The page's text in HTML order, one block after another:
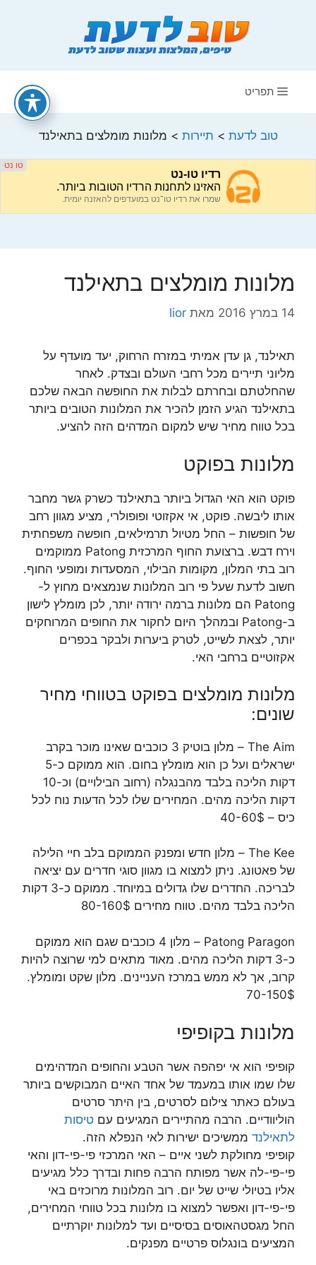
תפריט
טוב לדעת > תיירות > מלונות מומלצים בתאילנד
מלונות מומלצים בתאילנד
14 במרץ 2016 מאת lior
תאילנד, גן עדן אמיתי במזרח הרחוק, יעד מועדף על
מליוני תיירים מכל רחבי העולם ובצדק. לאחר
שהחלטתם ובחרתם לבלות את החופשה הבאה שלכם
בתאילנד הגיע הזמן להכיר את המלונות הטובים ביותר
בכל טווח מחיר שיש למקום המדהים הזה להציע.
מלונות בפוקט
פוקט הוא האי הגדול ביותר בתאילנד כשרק גשר מחבר
אותו ליבשה. פוקט, אי אקזוטי ופופולרי, מציע מגוון רחב
של חופשות – החל מטיול תרמילאים, חופשה משפחתית
וירח דבש. ברצועת החוף המרכזית Patong ממוקמים
רוב בתי המלון, מקומות הבילוי, המסעדות ומופעי החוף.
חשוב לדעת שעל פי רוב המלונות שנמצאים מחוץ ל-
Patong הם מלונות ברמה ירודה יותר, לכן מומלץ לישון
ב-Patong ובמהלך היום לחקור את החופים המרוחקים
יותר, לצאת לשייט, לטרק ביערות ולבקר בכפרים
אקזוטיים ברחבי האי.
מלונות מומלצים בפוקט בטווחי מחיר
שונים:
The Aim – מלון בוטיק 3 כוכבים שאינו מוכר בקרב
ישראלים ועל כן הוא מומלץ בחום. הוא ממוקם כ-5
דקות הליכה בלבד מהבנגלה (רחוב הבילויים) וכ-10
דקות הליכה מהים. המחירים שלו לכל הדעות נוח לכל
כיס – 40-60$
The Kee – מלון חדש ומפנק הממוקם בלב חיי הלילה
של פאטונג. ניתן למצוא בו מגוון סוגי חדרים עם יציאה
לבריכה. החדרים שלו גדולים במיוחד. ממוקם כ-3 דקות
הליכה בלבד מהים. טווח מחירים 80-160$
Patong Paragon – מלון 4 כוכבים שגם הוא ממוקם
כ-3 דקות הליכה מהים. מאוד מתאים למי שרוצה להיות
קרוב, אך לא ממש במרכז העניינים. מלון שקט ומומלץ.
70-150$
מלונות בקופיפי
קופיפי הוא אי יפהפה אשר הטבע והחופים המדהימים
שלו שמו אותו במעמד של אחד האיים המבוקשים ביותר
בעולם כאתר צילום לסרטים, בין היתר סרטים
הוליוודיים. הרבה מהתיירים המגיעים עם טיסות
לתאילנד ממשיכים ישירות לאי הנפלא הזה.
קופיפי מחולקת לשני איים – האי המרכזי פי-פי-דון והאי
פי-פי-לה אשר מפותח הרבה פחות ובדרך כלל מגיעים
אליו בטיולי שייט של יום. רוב המלונות מרוכזים באי
פי-פי-דון ואפשר למצוא בו מלונות בכל טווחי המחירים,
החל מגסטהאוסים בסיסיים ועד למלונות יוקרתיים
המציעים בונגלוס פרטיים מפנקים.